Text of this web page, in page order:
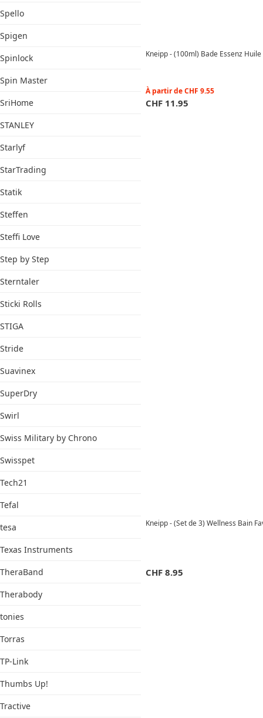
Spello
Spigen
Spinlock
Spin Master
SriHome
STANLEY
Starlyf
StarTrading
Statik
Steffen
Steffi Love
Step by Step
Sterntaler
Sticki Rolls
STIGA
Stride
Suavinex
SuperDry
Swirl
Swiss Military by Chrono
Swisspet
Tech21
Tefal
tesa
Texas Instruments
TheraBand
Therabody
tonies
Torras
TP-Link
Thumbs Up!
Tractive
Kneipp - (100ml) Bade Essenz
À partir deCHF 9.55
CHF 11.95
Kneipp - (Set de 3) Wellness Bain
CHF 8.95